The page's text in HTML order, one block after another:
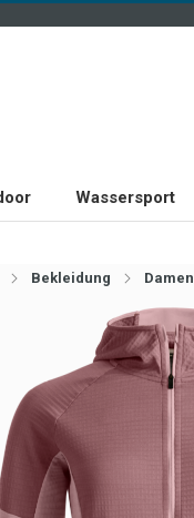
Wassersport
Bekleidung Damen